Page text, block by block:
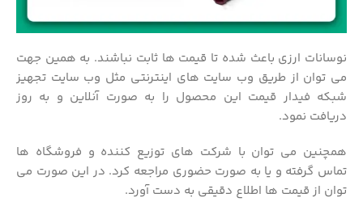
نوسانات ارزی باعث شده تا قیمت ها ثابت نباشند. به همین جهت
می توان از طریق وب سایت های اینترنتی مثل وب سایت تجهیز
شبکه فیدار قیمت این محصول را به صورت آنلاین و به روز
دریافت نمود.
همچنین می توان با شرکت های توزیع کننده و فروشگاه ها
تماس گرفته و یا به صورت حضوری مراجعه کرد. در این صورت می
توان از قیمت ها اطلاع دقیقی به دست آورد.